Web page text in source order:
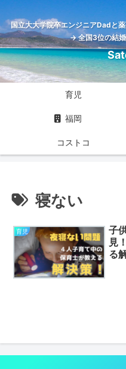
国立大大学院卒エンジニアDadと
→ 全国3位の結
育児
福岡
コストコ
寝ない
育児
子
見
る